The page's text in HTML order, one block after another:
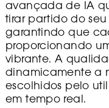
avançada de IA
tirar partido do seu
garantindo que
proporcionando
vibrante. A
dinamicamente a
escolhidos pelo
em tempo real.